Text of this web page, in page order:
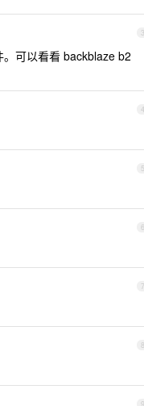
3
可以看看 backblaze b2
4
5
6
7
8